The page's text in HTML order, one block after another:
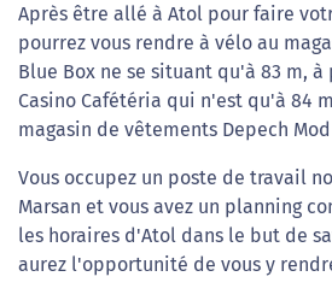
Après être allé à Atol pour faire
pourrez vous rendre à vélo au
Blue Box ne se situant qu'à 83 m,
Casino Cafétéria qui n'est qu'à 84
magasin de vêtements Depech
Vous occupez un poste de travail
Marsan et vous avez un planning
les horaires d'Atol dans le but de
aurez l'opportunité de vous y